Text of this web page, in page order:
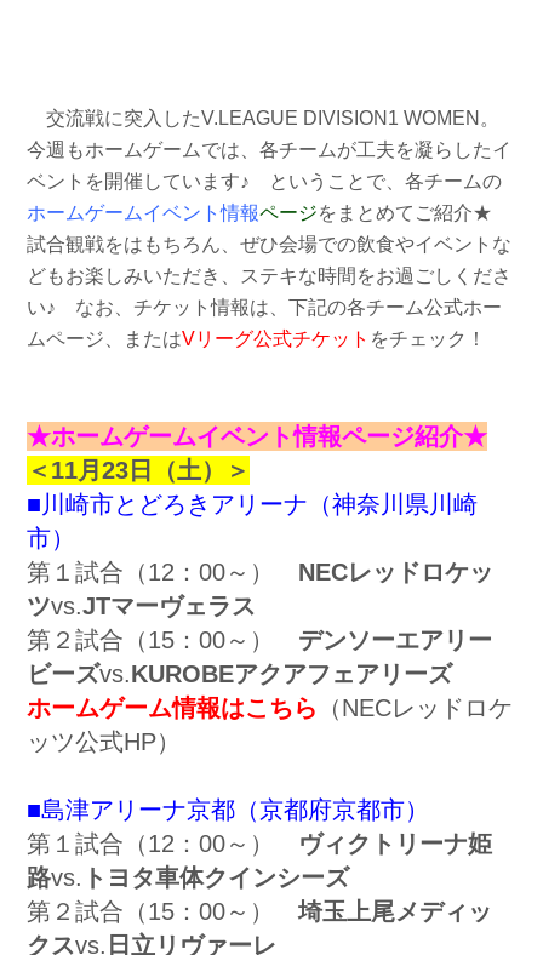
交流戦に突入したV.LEAGUE DIVISION1 WOMEN。
今週もホームゲームでは、各チームが工夫を凝らしたイ
ベントを開催しています♪ ということで、各チームの
ホームゲームイベント情報ページをまとめてご紹介★
試合観戦をはもちろん、ぜひ会場での飲食やイベントな
どもお楽しみいただき、ステキな時間をお過ごしくださ
い♪ なお、チケット情報は、下記の各チーム公式ホー
ムページ、またはVリーグ公式チケット をチェック！
★ホームゲームイベント情報ページ紹介★
＜11月23日（土）＞
■川崎市とどろきアリーナ（神奈川県川崎
市）
第１試合（12：00～） NECレッドロケッ
ツvs.JTマーヴェラス
第２試合（15：00～） デンソーエアリー
ビーズvs.KUROBEアクアフェアリーズ
ホームゲーム情報はこちら
（NECレッドロケ
ッツ公式HP）
■島津アリーナ京都（京都府京都市）
第１試合（12：00～） ヴィクトリーナ姫
路vs. トヨタ車体クインシーズ
第２試合（15：00～）埼玉上尾メディッ
クスvs. 日立リヴァーレ